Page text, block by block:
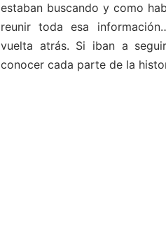
estaban buscando y como
reunir toda esa
vuelta atrás. Si iban a
conocer cada parte de la